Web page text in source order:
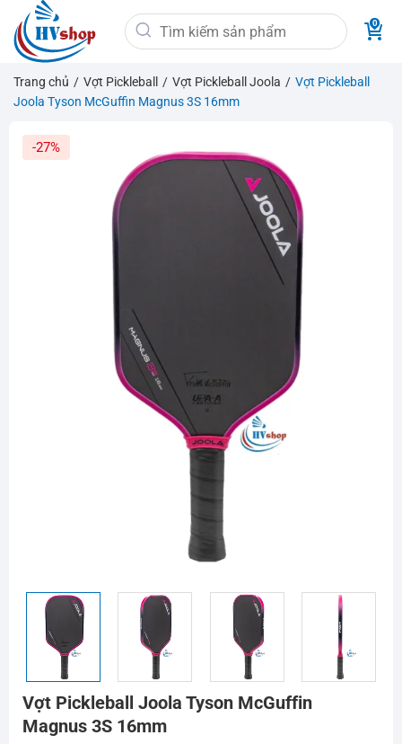
qua
nội
dung
Tìm
kiếm:
Trang chủ / Vợt Pickleball / Vợt Pickleball Joola / Vợt Pickleball
Joola Tyson McGuffin Magnus 3S 16mm
-27%
Vợt Pickleball Joola Tyson McGuffin
Magnus 3S 16mm